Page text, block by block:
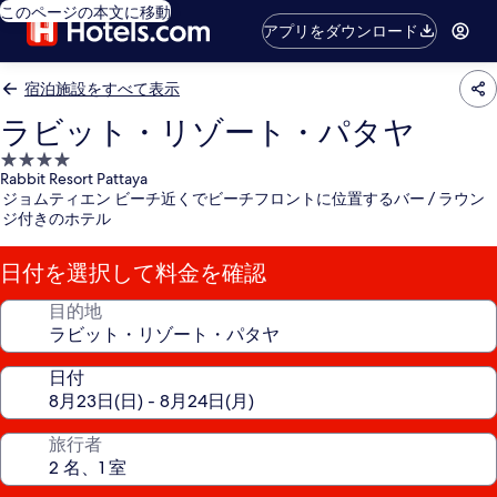
このページの本文に移動
アプリをダウンロード
宿泊施設をすべて表示
ラビット・リゾート・パタヤ
4.0
つ
星
宿
泊
施
設
Rabbit Resort Pattaya
ジョムティエン ビーチ近くでビーチフロントに位置するバー / ラウン
ジ付きのホテル
日付を選択して料金を確認
目的地
日付
旅行者